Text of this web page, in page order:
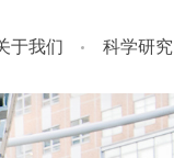
于我们 科学研究